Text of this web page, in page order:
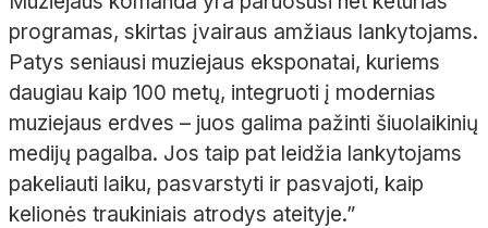
programas, skirtas įvairaus amžiaus lankytojams.
Patys seniausi muziejaus eksponatai, kuriems
daugiau kaip 100 metų, integruoti į modernias
muziejaus erdves – juos galima pažinti šiuolaikinių
medijų pagalba. Jos taip pat leidžia lankytojams
pakeliauti laiku, pasvarstyti ir pasvajoti, kaip
kelionės traukiniais atrodys ateityje.”